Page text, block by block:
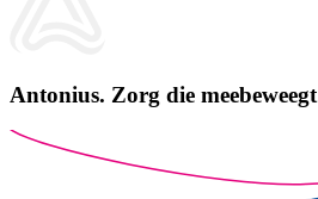
Antonius. Zorg die meebeweegt